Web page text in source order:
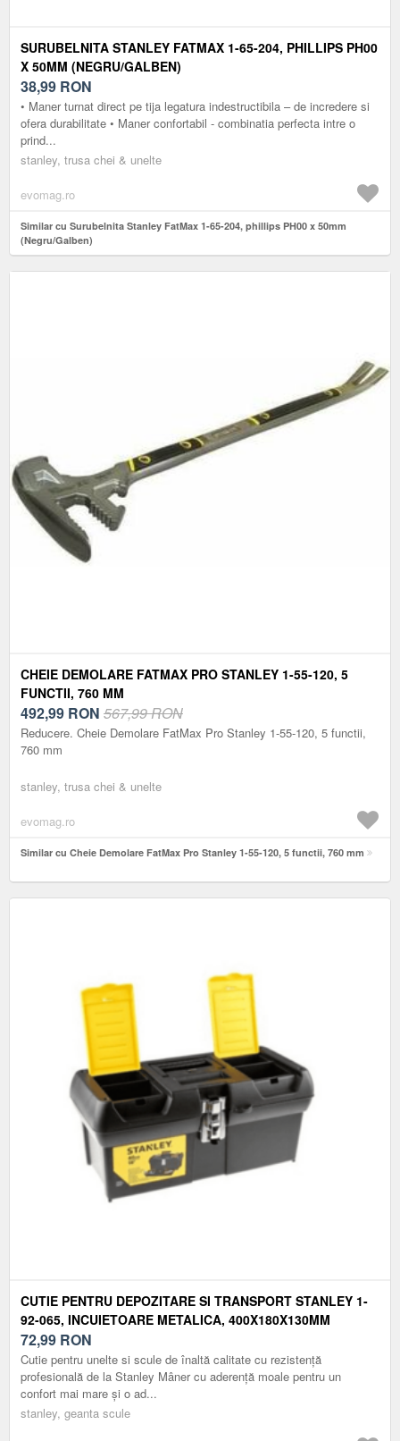
SURUBELNITA STANLEY FATMAX 1-65-204, PHILLIPS PH00
X 50MM (NEGRU/GALBEN)
38,99 RON
• Maner turnat direct pe tija legatura indestructibila – de incredere si
ofera durabilitate • Maner confortabil - combinatia perfecta intre o
prind...
stanley, trusa chei & unelte
evomag.ro
Similar cu Surubelnita Stanley FatMax 1-65-204, phillips PH00 x 50mm
(Negru/Galben)
CHEIE DEMOLARE FATMAX PRO STANLEY 1-55-120, 5
FUNCTII, 760 MM
492,99 RON 567,99 RON
Reducere. Cheie Demolare FatMax Pro Stanley 1-55-120, 5 functii,
760 mm
stanley, trusa chei & unelte
evomag.ro
Similar cu Cheie Demolare FatMax Pro Stanley 1-55-120, 5 functii, 760 mm
CUTIE PENTRU DEPOZITARE SI TRANSPORT STANLEY 1-
92-065, INCUIETOARE METALICA, 400X180X130MM
(NEGRU/GALBEN)
72,99 RON
Cutie pentru unelte si scule de înaltă calitate cu rezistență
profesională de la Stanley Mâner cu aderență moale pentru un
confort mai mare și o ad...
stanley, geanta scule